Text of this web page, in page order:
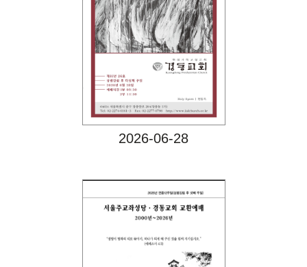
Views
2026-06-28